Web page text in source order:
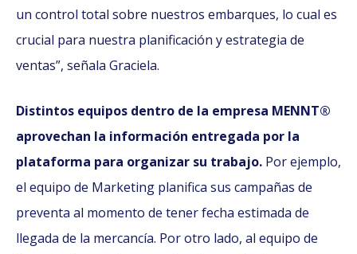
un control total sobre nuestros embarques, lo cual es
crucial para nuestra planificación y estrategia de
ventas”, señala Graciela.
Distintos equipos dentro de la empresa MENNT®
aprovechan la información entregada por la
plataforma para organizar su trabajo. Por ejemplo,
el equipo de Marketing planifica sus campañas de
preventa al momento de tener fecha estimada de
llegada de la mercancía. Por otro lado, al equipo de